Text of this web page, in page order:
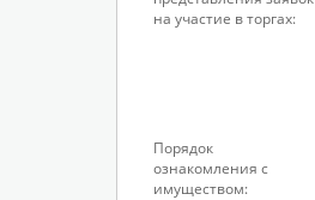
на участие в торгах:
Порядок
ознакомления с
имуществом: